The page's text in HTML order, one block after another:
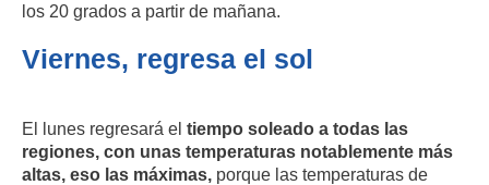
los 20 grados a partir de mañana.
Viernes, regresa el sol
El lunes regresará el tiempo soleado a todas las
regiones, con unas temperaturas notablemente más
altas, eso las máximas, porque las temperaturas de